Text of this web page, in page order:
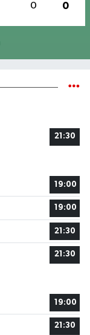
0 0
21:30
19:00
19:00
21:30
21:30
19:00
21:30